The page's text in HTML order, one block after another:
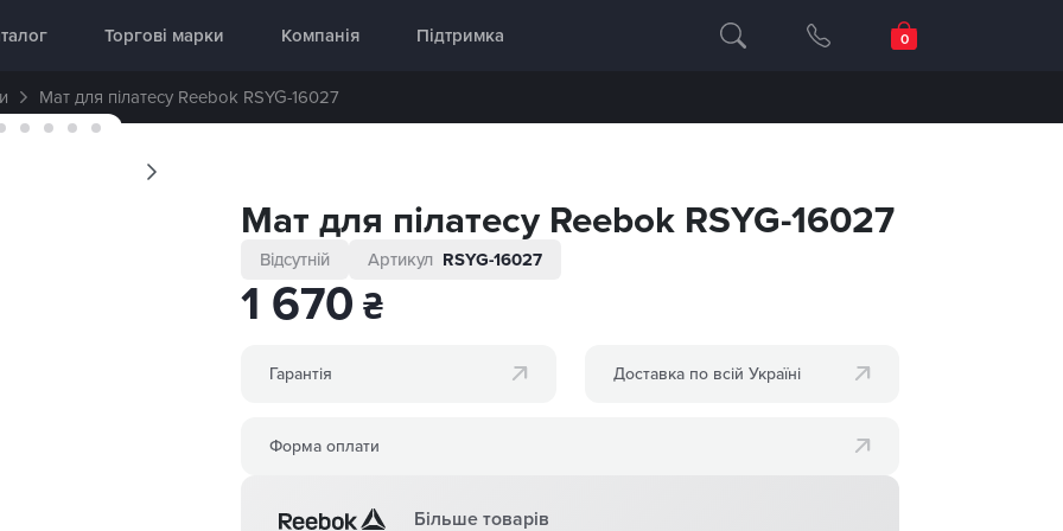
🥇 «InterAtletika»
Торгові марки Компанія Підтримка
Мат для пілатесу Reebok RSYG-16027
Мат для пілатесу Reebok RSYG-16027
Відсутній Артикул RSYG-16027
1 670 ₴
Гарантія Доставка по всій Україні
Форма оплати
Більше товарів